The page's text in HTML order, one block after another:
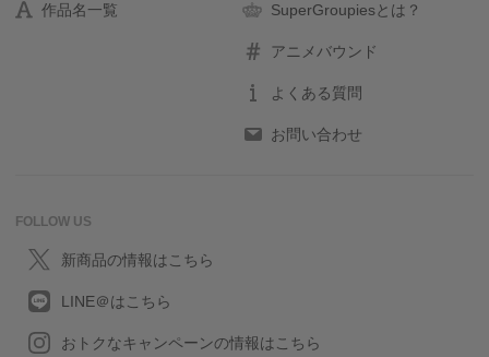
作品名一覧 SuperGroupiesとは？
アニメバウンド
よくある質問
お問い合わせ
FOLLOW US
新商品の情報はこちら
LINE＠はこちら
おトクなキャンペーンの情報はこちら